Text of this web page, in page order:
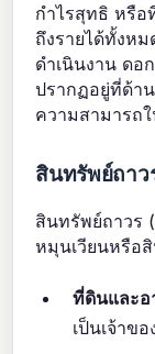
กำไรสุทธิ หรือ
ถึงรายได้ทั้งห
ดำเนินงาน ดอ
ปรากฏอยู่ที่ด้า
ความสามารถ
สินทรัพย์ถาว
สินทรัพย์ถาวร
หมุนเวียนหรือ
ที่ดินและอ
เป็นเจ้าขอ